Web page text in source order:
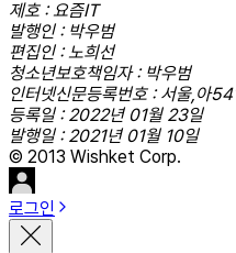
제호 : 요즘IT
발행인 : 박우범
편집인 : 노희선
청소년보호책임자 : 박우범
인터넷신문등록번호 : 서울,아
등록일 : 2022년 01월 23일
발행일 : 2021년 01월 10일
© 2013 Wishket Corp.
로그인